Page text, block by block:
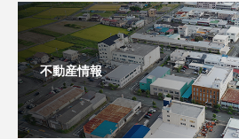
不動産情報